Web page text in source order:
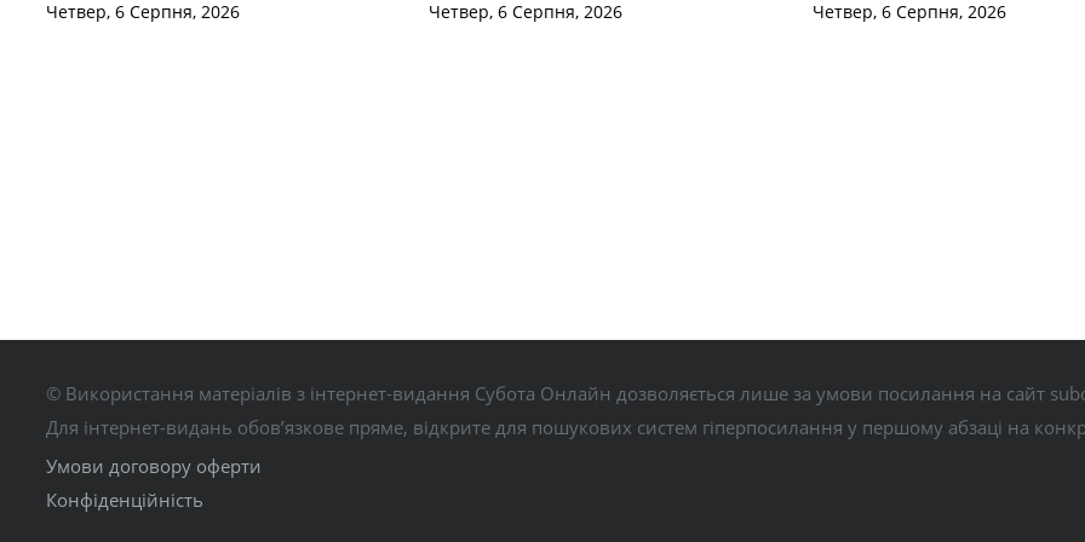
Четвер, 6 Серпня, 2026 Четвер, 6 Серпня, 2026 Четвер, 6 Серпня, 2026
© Використання матеріалів з інтернет-видання Субота Онлайн дозволяється лише за умови посилання на сайт
Для інтернет-видань обов’язкове пряме, відкрите для пошукових систем гіперпосилання у першому абзаці на
Умови договору оферти
Конфіденційність